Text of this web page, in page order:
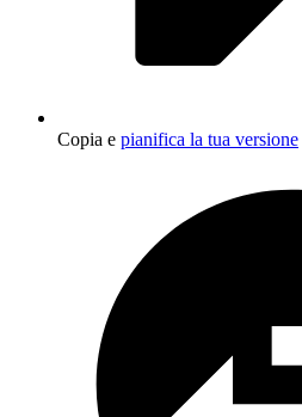
Copia e pianifica la tua versione